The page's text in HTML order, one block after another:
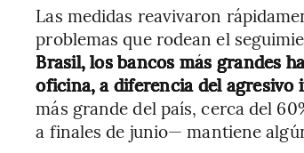
Las medidas reavivaron
problemas que rodean el
Brasil, los bancos más grandes
oficina, a diferencia del agresivo
más grande del país, cerca del
a finales de junio— mantiene